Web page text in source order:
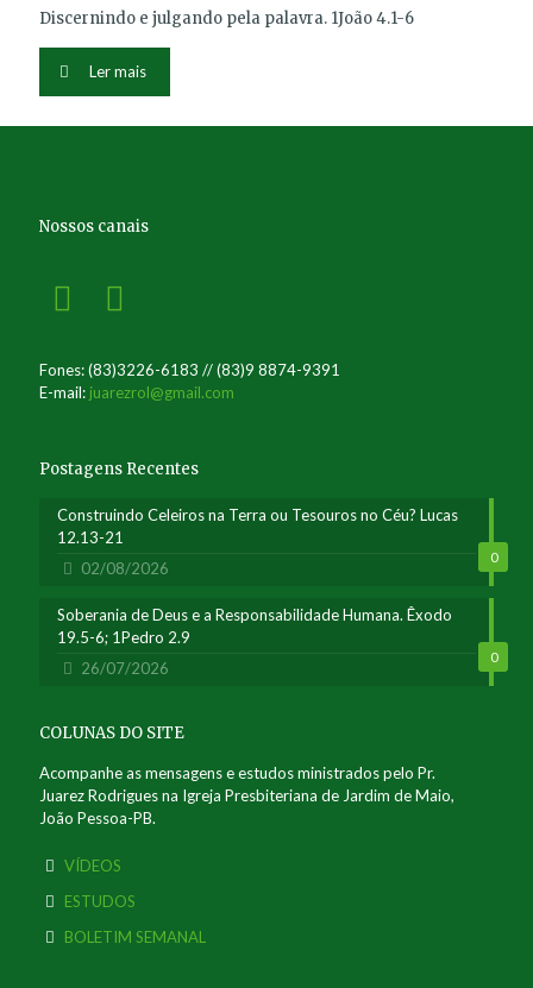
Discernindo e julgando pela palavra. 1João 4.1-6
Ler mais
Nossos canais
Fones: (83)3226-6183 // (83)9 8874-9391
E-mail: juarezrol@gmail.com
Postagens Recentes
0
Construindo Celeiros na Terra ou Tesouros no Céu? Lucas
12.13-21
02/08/2026
0
Soberania de Deus e a Responsabilidade Humana. Êxodo
19.5-6; 1Pedro 2.9
26/07/2026
COLUNAS DO SITE
Acompanhe as mensagens e estudos ministrados pelo Pr.
Juarez Rodrigues na Igreja Presbiteriana de Jardim de Maio,
João Pessoa-PB.
VÍDEOS
ESTUDOS
BOLETIM SEMANAL